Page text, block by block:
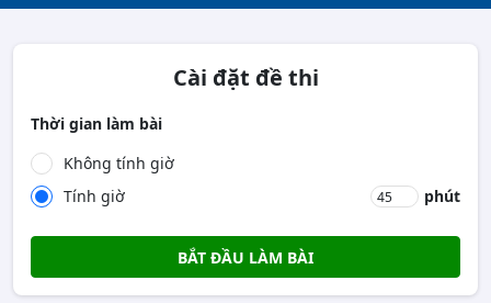
Cài đặt đề thi
Thời gian làm bài
Không tính giờ
Tính giờ
phút
BẮT ĐẦU LÀM BÀI